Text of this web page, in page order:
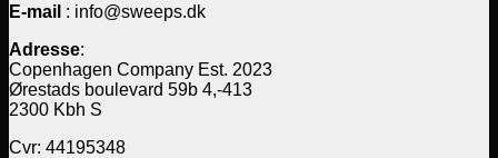
E-mail : info@sweeps.dk
Adresse:
Copenhagen Company Est. 2023
Ørestads boulevard 59b 4,-413
2300 Kbh S
Cvr: 44195348